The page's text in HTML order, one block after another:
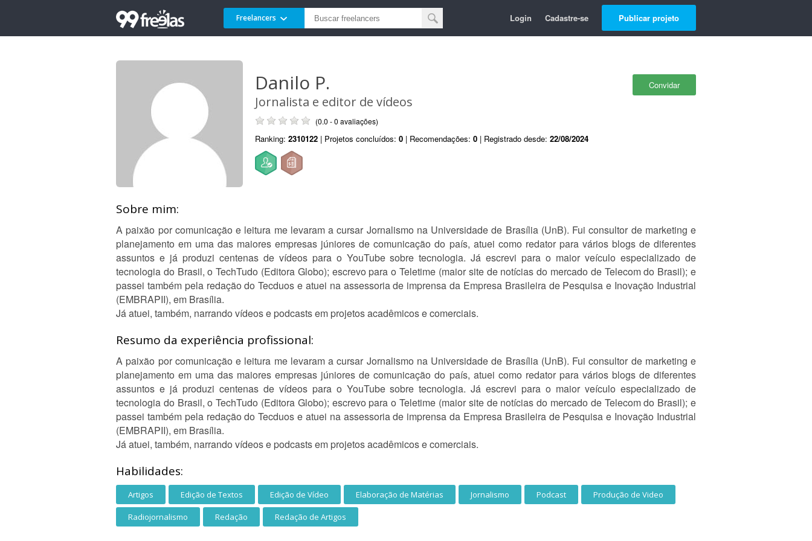
Freelancers Login Cadastre-se Publicar projeto
Convidar
Danilo P.
Jornalista e editor de vídeos
(0.0 - 0 avaliações)
Ranking: 2310122 | Projetos concluídos: 0 | Recomendações: 0 | Registrado desde: 22/08/2024
Sobre mim:
A paixão por comunicação e leitura me levaram a cursar Jornalismo na Universidade de Brasília (UnB). Fui consultor de marketing e
planejamento em uma das maiores empresas júniores de comunicação do país, atuei como redator para vários blogs de diferentes
assuntos e já produzi centenas de vídeos para o YouTube sobre tecnologia. Já escrevi para o maior veículo especializado de
tecnologia do Brasil, o TechTudo (Editora Globo); escrevo para o Teletime (maior site de notícias do mercado de Telecom do Brasil); e
passei também pela redação do Tecduos e atuei na assessoria de imprensa da Empresa Brasileira de Pesquisa e Inovação Industrial
(EMBRAPII), em Brasília.
Já atuei, também, narrando vídeos e podcasts em projetos acadêmicos e comerciais.
Resumo da experiência profissional:
A paixão por comunicação e leitura me levaram a cursar Jornalismo na Universidade de Brasília (UnB). Fui consultor de marketing e
planejamento em uma das maiores empresas júniores de comunicação do país, atuei como redator para vários blogs de diferentes
assuntos e já produzi centenas de vídeos para o YouTube sobre tecnologia. Já escrevi para o maior veículo especializado de
tecnologia do Brasil, o TechTudo (Editora Globo); escrevo para o Teletime (maior site de notícias do mercado de Telecom do Brasil); e
passei também pela redação do Tecduos e atuei na assessoria de imprensa da Empresa Brasileira de Pesquisa e Inovação Industrial
(EMBRAPII), em Brasília.
Já atuei, também, narrando vídeos e podcasts em projetos acadêmicos e comerciais.
Habilidades:
Artigos Edição de Textos Edição de Vídeo Elaboração de Matérias Jornalismo Podcast Produção de Video
Radiojornalismo Redação Redação de Artigos